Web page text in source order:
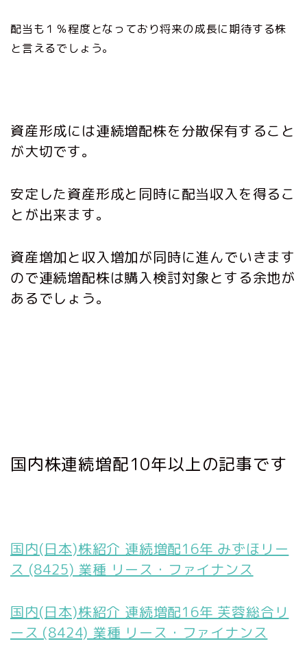
配当も１％程度となっており将来の成長に期待する株
と言えるでしょう。
資産形成には連続増配株を分散保有すること
が大切です。
安定した資産形成と同時に配当収入を得るこ
とが出来ます。
資産増加と収入増加が同時に進んでいきます
ので連続増配株は購入検討対象とする余地が
あるでしょう。
国内株連続増配10年以上の記事です
国内(日本)株紹介 連続増配16年 みずほリー
ス (8425) 業種 リース・ファイナンス
国内(日本)株紹介 連続増配16年 芙蓉総合リ
ース (8424) 業種 リース・ファイナンス